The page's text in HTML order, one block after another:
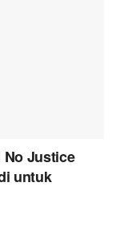
No Justice
untuk